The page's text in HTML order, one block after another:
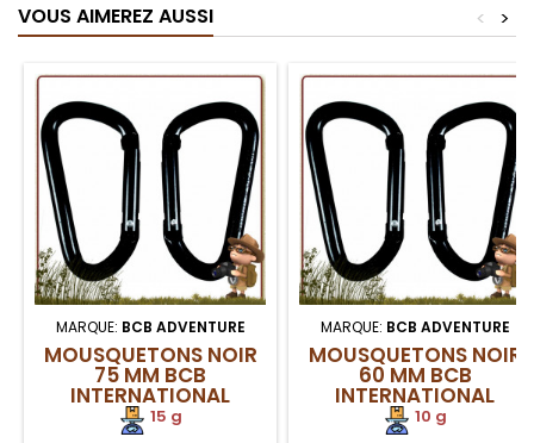
VOUS AIMEREZ AUSSI >
<
MARQUE: BCB ADVENTURE
MOUSQUETONS NOIR
75 MM BCB
INTERNATIONAL
15 g
MARQUE: BCB ADVENTURE
MOUSQUETONS NOIR
60 MM BCB
INTERNATIONAL
10 g